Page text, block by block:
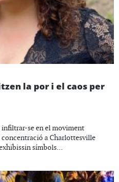
la por i el caos per
infiltrar-se en el moviment
concentració a Charlottesville
símbols...